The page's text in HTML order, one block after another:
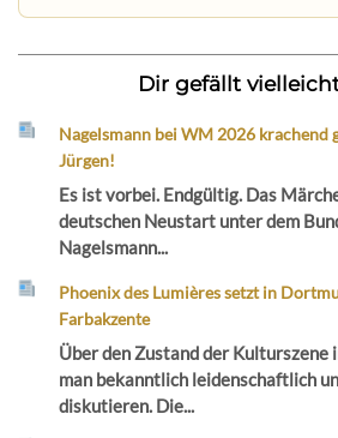
Dir gefällt
Nagelsmann bei WM 2026 krachend
Jürgen!
Es ist vorbei. Endgültig. Das
deutschen Neustart unter dem
Nagelsmann...
Phoenix des Lumières setzt in
Farbakzente
Über den Zustand der Kulturszene
man bekanntlich leidenschaftlich
diskutieren. Die...